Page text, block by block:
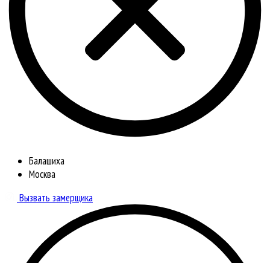
Балашиха
Москва
Вызвать замерщика